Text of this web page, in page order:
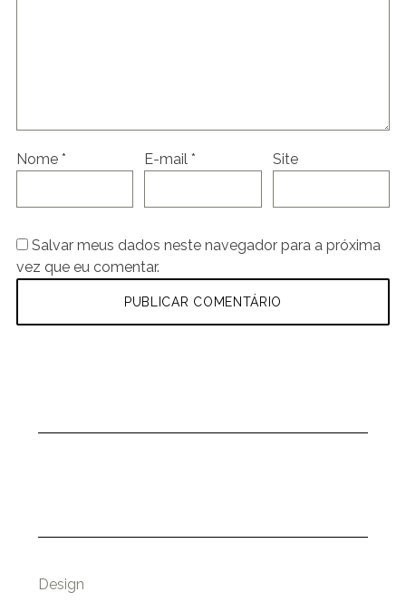
Nome * E-mail* Site
Salvar meus dados neste navegador para a próxima
vez que eu comentar.
Design